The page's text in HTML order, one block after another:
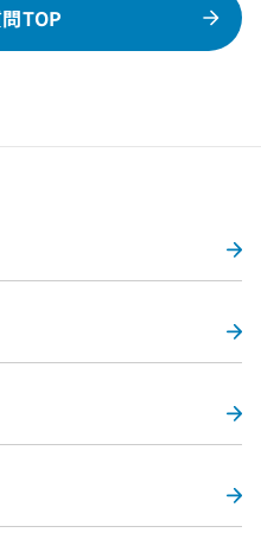
TOP